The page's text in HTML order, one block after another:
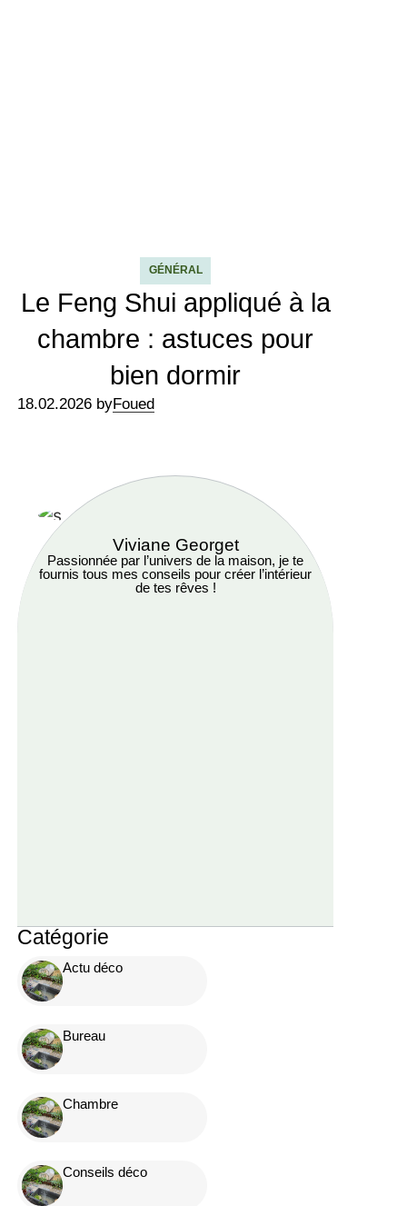
GÉNÉRAL
Le Feng Shui appliqué à la
chambre : astuces pour
bien dormir
18.02.2026 byFoued
Viviane Georget
Passionnée par l’univers de la maison, je te
fournis tous mes conseils pour créer l’intérieur
de tes rêves !
Catégorie
Actu déco
Bureau
Chambre
Conseils déco